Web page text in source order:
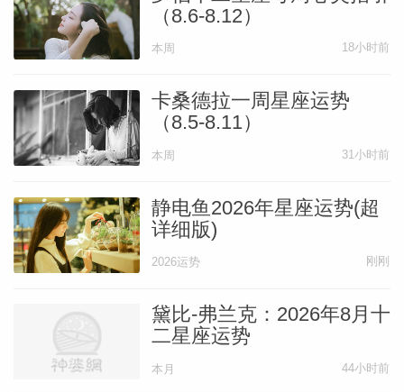
之前天王星的不靠谱、飘忽气质，往现实上
拽一拽，让你拥有一个更积极、清晰的人
冥王的力量，就是很坚定，会认准目标不放
弃，也会想要力排众议，试试自己的灵感主
意，所以很多人会在这个周末诞生出新想
法，或者有些野心、蓝图苏醒了。对未来事
业发展、财富积累是很有益的。只请你主意
要，都出于本心，而不是别人有什么，你嫉
妒，也想有。莫钻牛角尖，不管是啥事儿，
啥关系，一旦想太多，一旦太在乎，它就易
（8.6-8.12）
本周 18小时前
卡桑德拉一周星座运势
（8.5-8.11）
本周 31小时前
静电鱼2026年星座运势(超
详细版)
2026运势 刚刚
黛比-弗兰克：2026年8月十
二星座运势
本月 44小时前